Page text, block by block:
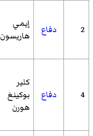
2 دفاع
إيمي
هاريسون
4 دفاع
كلير
بوكينغ
هورن